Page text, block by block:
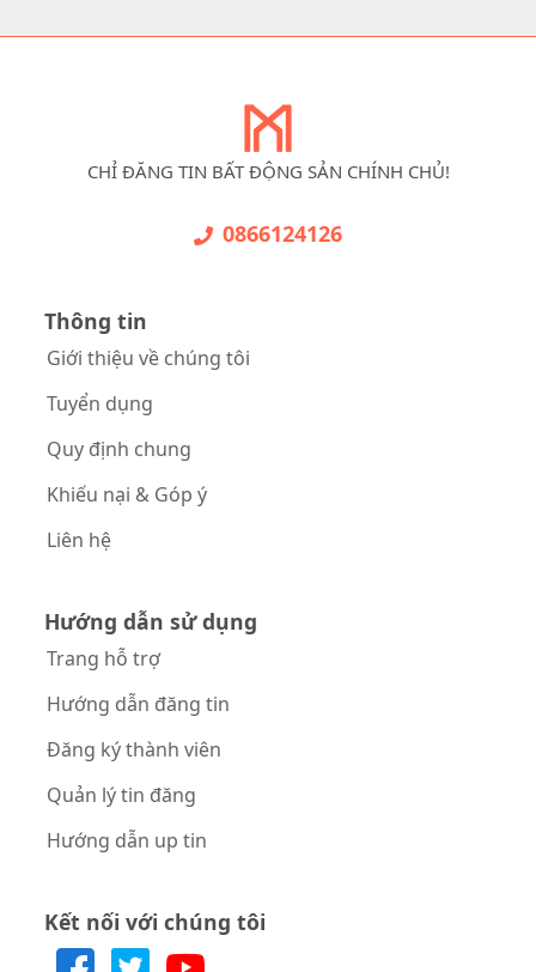
CHỈ ĐĂNG TIN BẤT ĐỘNG SẢN CHÍNH CHỦ!
0866124126
Thông tin
Giới thiệu về chúng tôi
Tuyển dụng
Quy định chung
Khiếu nại & Góp ý
Liên hệ
Hướng dẫn sử dụng
Trang hỗ trợ
Hướng dẫn đăng tin
Đăng ký thành viên
Quản lý tin đăng
Hướng dẫn up tin
Kết nối với chúng tôi